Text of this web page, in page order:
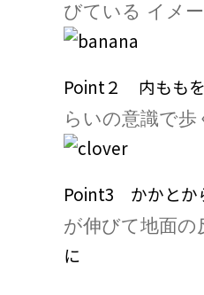
びている イメ
Point２ 内もも
らいの意識で歩
Point3 かかとか
が伸びて地面の
に